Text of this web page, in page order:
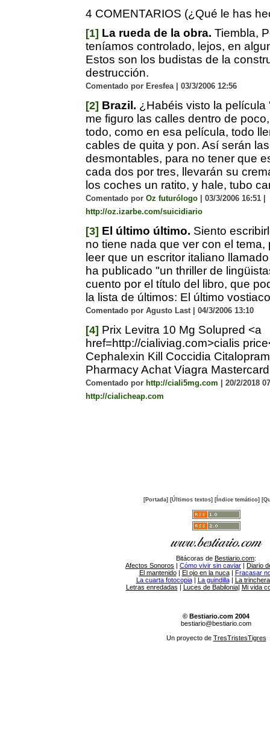
4 COMENTARIOS (¿Qué le has
[1] La rueda de la obra. Tiembla,
teníamos controlado, lejos, en
Estos son los budistas de la
destrucción.
Comentado por Eresfea | 03/3/2006 12:56
[2] Brazil. ¿Habéis visto la película
me figuro las calles dentro de
todo, como en esa película, todo
cables de quita y pon. Así serán
desmontables, para no tener que
cada dos por tres, llevarán su
los coches un ratito, y hale, tubo
Comentado por Oz futurólogo | 03/3/2006 16:51 |
http://oz.izarbe.com/suicidiario
[3] El último último. Siento
no tiene nada que ver con el tema,
leer que un escritor italiano
ha publicado "un thriller de
cuento por el título del libro, que
la lista de últimos: El último
Comentado por Agusto Last | 04/3/2006 13:10
[4] Prix Levitra 10 Mg Solupred <a
href=http://cialiviag.com>cialis
Cephalexin Kill Coccidia
Pharmacy Achat Viagra Mastercard
Comentado por http://ciali5mg.com | 20/2/2018
http://cialicheap.com
[Portada] [Últimos textos] [Índice temático]
Bitácoras de Bestiario.com:
Afectos Sonoros | Cómo vivir sin caviar | Diario
El mantenido| El ojo en la nuca| Fracasar
La cuarta fotocopia| La guindilla| La
Letras enredadas | Luces de Babilonia| Mi vida
© Bestiario.com 2004
bestiario@bestiario.com
Un proyecto de TresTristesTigres